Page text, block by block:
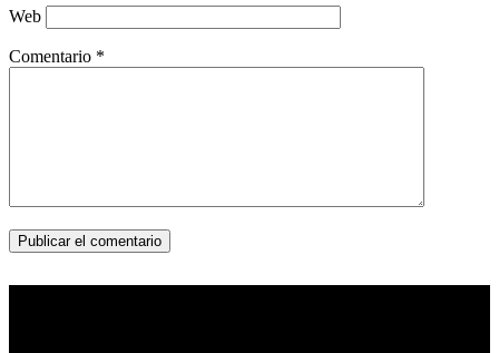
Web
Comentario *